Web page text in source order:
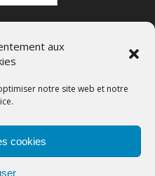
aux
notre site web et notre
cookies
(UE)